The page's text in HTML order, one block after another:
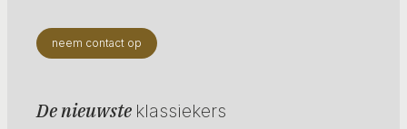
neem contact op
De nieuwste klassiekers